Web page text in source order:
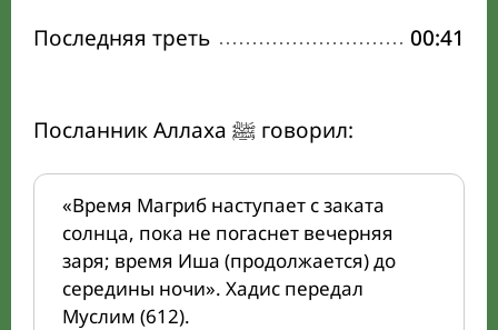
Последняя треть
00:41
Посланник Аллаха ﷺ говорил:
«Время Магриб наступает с заката
солнца, пока не погаснет вечерняя
заря; время Иша (продолжается) до
середины ночи». Хадис передал
Муслим (612).